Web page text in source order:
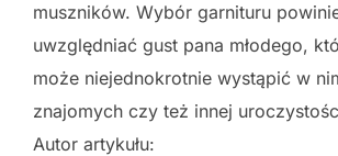
muszników. Wybór garnituru
uwzględniać gust pana młodego,
może niejednokrotnie wystąpić w
znajomych czy też innej
Autor artykułu: